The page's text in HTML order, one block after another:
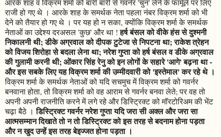
आरके शाह व विक्रम शर्मा को बारी बारी से गवर्नर 'चुन' लेने के फार्मूले पर लिए
राजी हो गए थे । आरके शाह के समर्थक नेता पहला नंबर विक्रम शर्मा को भी
देने को तैयार हो गए थे । पर यह हो न सका, क्योंकि विक्रम शर्मा के समर्थक
नेताओं का उद्देश्य दरअसल 'कुछ' और था !हर्ष बंसल को वीके हंस से दुश्मनी
निकालनी थी; डीके अग्रवाल को दीपक टुटेजा से निपटना था; राकेश त्रेहन
को विजय शिरोहा से बदला लेना था; नरेश गुप्ता को हर्ष बंसल व डीके अग्रवाल
की गुलामी करनी थी; ओंकार सिंह रेनु को इन लोगों के सहारे 'आगे' बढ़ना था -
और इस सबके लिए यह विक्रम शर्मा की उम्मीदवारी को 'इस्तेमाल' कर रहे थे ।
विक्रम शर्मा के समर्थक नेताओं को यदि सचमुच में विक्रम शर्मा को गवर्नर
बनवाना होता, तो विक्रम शर्मा को वह आराम से गवर्नर बनवा लेते; पर वह तो
अपनी अपनी राजनीति करने में लगे रहे और डिस्ट्रिक्ट को मॉरटोरिअम की भेंट
चढ़ा बैठे ।डिस्ट्रिक्ट गवर्नर नरेश गुप्ता यदि जरा सी अक्ल और जरा सा
आत्मसम्मान दिखाते तो न तो डिस्ट्रिक्ट को इस तरह से बदनाम होना पड़ता
और न खुद उन्हें इस तरह बेइज्जत होना पड़ता ।